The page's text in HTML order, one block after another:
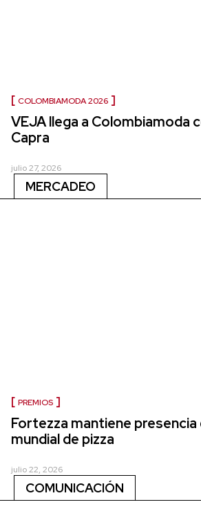
COLOMBIAMODA 2026
VEJA llega a Colombiamoda
Capra
julio 27, 2026
MERCADEO
PREMIOS
Fortezza mantiene presencia
mundial de pizza
julio 22, 2026
COMUNICACIÓN